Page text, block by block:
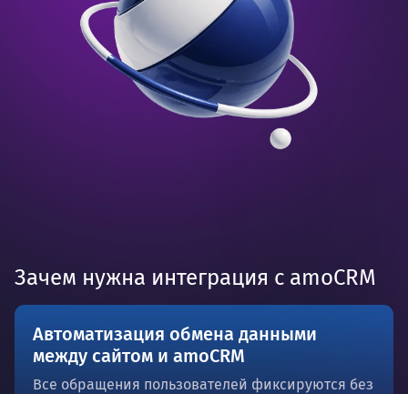
Зачем нужна интеграция с amoCRM
Автоматизация обмена данными
между сайтом и amoCRM
Все обращения пользователей фиксируются без